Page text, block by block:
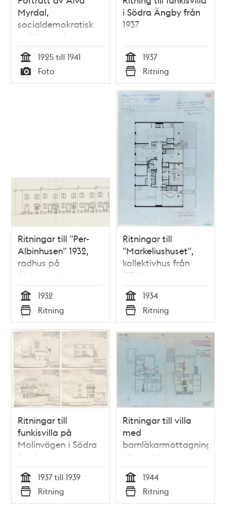
Myrdal,
socialdemokratisk
politiker och
diplomat
Tid
1925 till 1941
Typ
Foto
i Södra Ängby från
1937
Tid
1937
Typ
Ritning
Ritningar till "Per-
Albinhusen" 1932,
radhus på
Ålstensgatan
Tid
1932
Typ
Ritning
Ritningar till
"Markeliushuset",
kollektivhus från
1934
Tid
1934
Typ
Ritning
Ritningar till
funkisvilla på
Molinvägen i Södra
Ängby
Tid
1937 till 1939
Typ
Ritning
Ritningar till villa
med
barnläkarmottagning
i Stora Mossen,
Bromma, 1944
Tid
1944
Typ
Ritning